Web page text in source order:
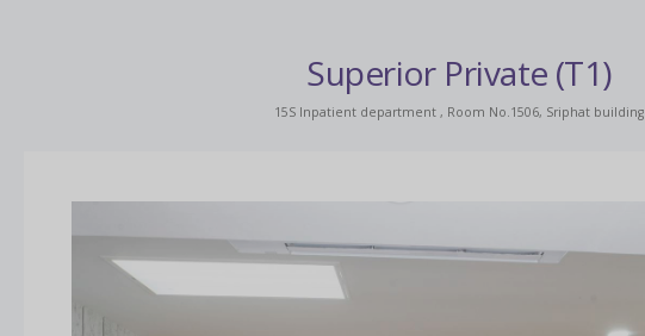
Superior Private (T1)
15S Inpatient department , Room No.1506, Sriphat building